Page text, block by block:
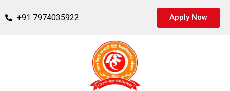
+91 7974035922 Apply Now